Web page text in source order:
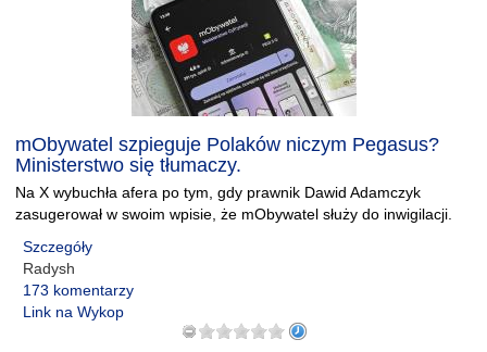
mObywatel szpieguje Polaków niczym Pegasus?
Ministerstwo się tłumaczy.
Na X wybuchła afera po tym, gdy prawnik Dawid Adamczyk
zasugerował w swoim wpisie, że mObywatel służy do inwigilacji.
Szczegóły
Radysh
173 komentarzy
Link na Wykop